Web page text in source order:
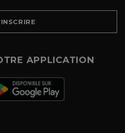
APPLICATION